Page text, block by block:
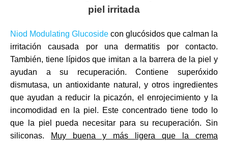
piel irritada
Niod Modulating Glucoside con glucósidos que calman la
irritación causada por una dermatitis por contacto.
También, tiene lípidos que imitan a la barrera de la piel y
ayudan a su recuperación. Contiene superóxido
dismutasa, un antioxidante natural, y otros ingredientes
que ayudan a reducir la picazón, el enrojecimiento y la
incomodidad en la piel. Este concentrado tiene todo lo
que la piel pueda necesitar para su recuperación. Sin
siliconas.
Muy buena y más ligera que la crema